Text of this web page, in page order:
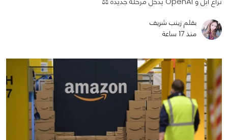
بقلم زينب شريف
منذ 17 ساعة